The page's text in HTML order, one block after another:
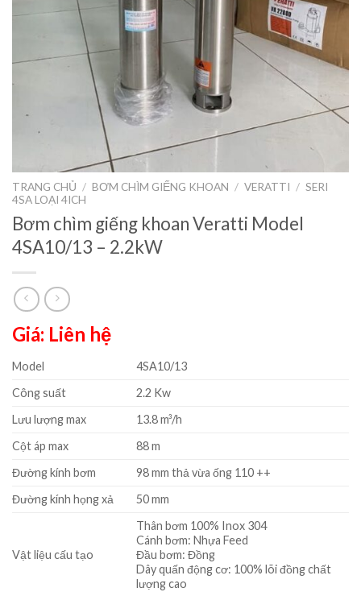
TRANG CHỦ / BƠM CHÌM GIẾNG KHOAN / VERATTI / SERI
4SA LOẠI 4ICH
Bơm chìm giếng khoan Veratti Model
4SA10/13 – 2.2kW
Giá: Liên hệ
Model
4SA10/13
Công suất
2.2 Kw
Lưu lượng max
13.8 m³/h
Cột áp max
88 m
Đường kính bơm
98 mm thả vừa ống 110 ++
Đường kính họng xả
50 mm
Vật liệu cấu tạo
Thân bơm 100% Inox 304
Cánh bơm: Nhựa Feed
Đầu bơm: Đồng
Dây quấn động cơ: 100% lõi đồng chất
lượng cao